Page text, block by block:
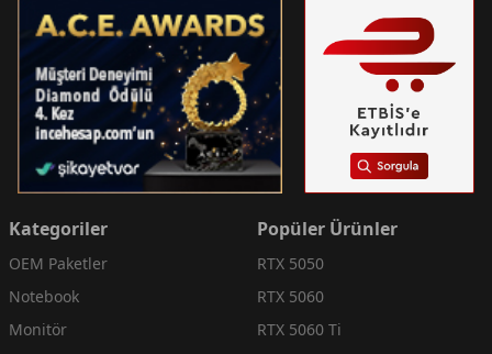
Kategoriler
OEM Paketler
Notebook
Monitör
Popüler Ürünler
RTX 5050
RTX 5060
RTX 5060 Ti